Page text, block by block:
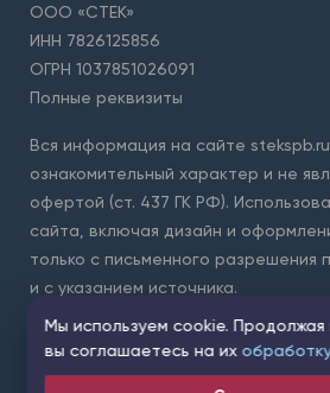
ООО «СТЕК»
ИНН 7826125856
ОГРН 1037851026091
Полные реквизиты
Вся информация на сайте
ознакомительный характер и не
офертой (ст. 437 ГК РФ).
сайта, включая дизайн и
только с письменного разрешения
и с указанием источника.
Для защиты форм на сайте
SmartCaptcha. Применяются
Мы используем cookie. Продолжая
вы соглашаетесь на их